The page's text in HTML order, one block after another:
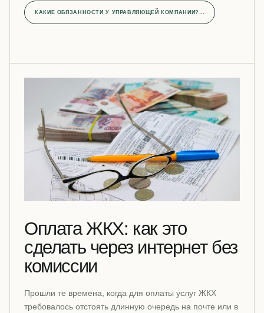
КАКИЕ ОБЯЗАННОСТИ У УПРАВЛЯЮЩЕЙ КОМПАНИИ?…
Оплата ЖКХ: как это
сделать через интернет без
комиссии
Прошли те времена, когда для оплаты услуг ЖКХ
требовалось отстоять длинную очередь на почте или в